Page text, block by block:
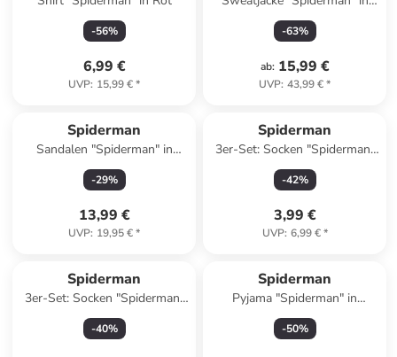
-56%
6,99 €
UVP: 15,99 €*
Blau
-63%
ab: 15,99 €
UVP: 43,99 €*
Spiderman
Sandalen "Spiderman" in
Dunkelblau/ Rot
-29%
13,99 €
UVP: 19,95 €*
Spiderman
3er-Set: Socken "Spiderman"
in Hellblau/ Blau/ Dunkelblau
-42%
3,99 €
UVP: 6,99 €*
Spiderman
3er-Set: Socken "Spiderman"
in Blau/ Rot in Rot/
Dunkelblau/ Hellblau
-40%
Spiderman
Pyjama "Spiderman" in
Hellblau
-50%